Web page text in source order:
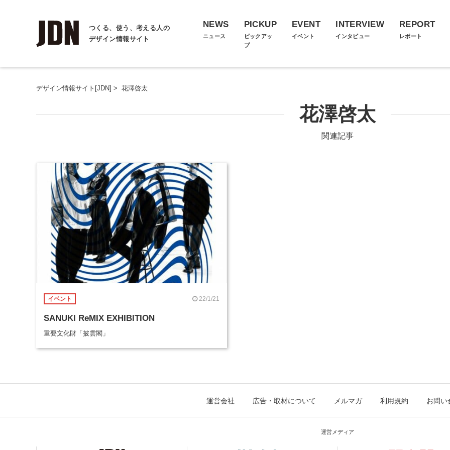
つくる、使う、考える人の
デザイン情報サイト
NEWS
ニュース
PICKUP
ピックアッ
プ
EVENT
イベント
INTERVIEW
インタビュー
REPORT
レポート
デザイン情報サイト[JDN] > 花澤啓太
花澤啓太
関連記事
イベント 22/1/21
SANUKI ReMIX EXHIBITION
重要文化財「披雲閣」
運営会社 広告・取材について メルマガ 利用規約 お問い
運営メディア